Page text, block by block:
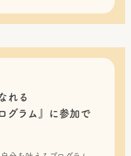
れる
グラム』に 参加で